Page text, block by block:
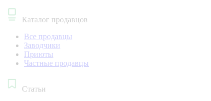
Каталог продавцов
Все продавцы
Заводчики
Приюты
Частные продавцы
Статьи